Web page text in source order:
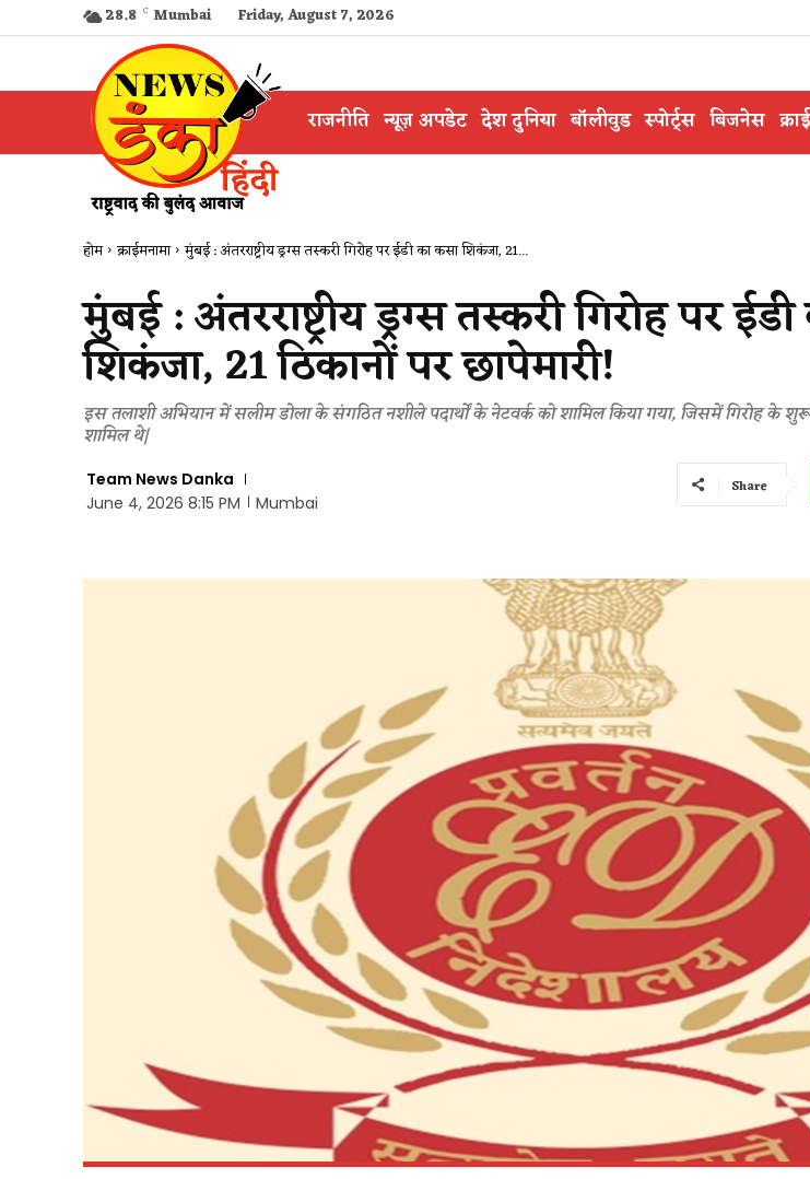
28.8 C Mumbai Friday, August 7, 2026
राजनीति न्यूज़ अपडेट देश दुनिया बॉलीवुड स्पोर्ट्स बिजनेस
होम क्राईमनामा मुंबई : अंतरराष्ट्रीय ड्रग्स तस्करी गिरोह पर ईडी का कसा शिकंजा, 21...
मुंबई : अंतरराष्ट्रीय ड्रग्स तस्करी गिरोह पर
शिकंजा, 21 ठिकानों पर छापेमारी!
इस तलाशी अभियान में सलीम डोला के संगठित नशीले पदार्थों के नेटवर्क को शामिल किया गया, जिसमें गिरोह
शामिल थे|
Team News Danka
June 4, 2026 8:15 PM
Mumbai
Share